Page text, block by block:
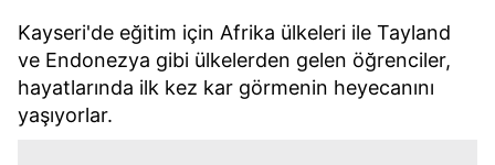
Kayseri'de eğitim için Afrika ülkeleri ile Tayland
ve Endonezya gibi ülkelerden gelen öğrenciler,
hayatlarında ilk kez kar görmenin heyecanını
yaşıyorlar.